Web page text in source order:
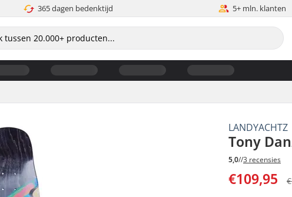
365 dagen bedenktijd 5+ mln. klanten
LANDYACHTZ
Tony
5,0//3 recensies
€109,95